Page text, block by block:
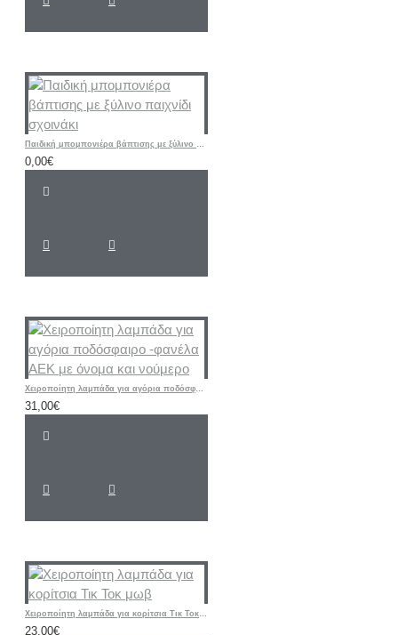
Παιδική μπομπονιέρα βάπτισης με ξύλινο παιχνίδι σχοινάκι
0,00€
Χειροποίητη λαμπάδα για αγόρια ποδόσφαιρο -φανέλα ΑΕΚ με όνομα και νούμερο
31,00€
Χειροποίητη λαμπάδα για κορίτσια Τικ Τοκ μωβ
23,00€